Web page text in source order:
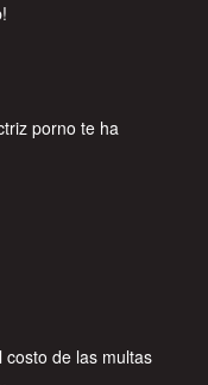
porno te ha
costo de las multas